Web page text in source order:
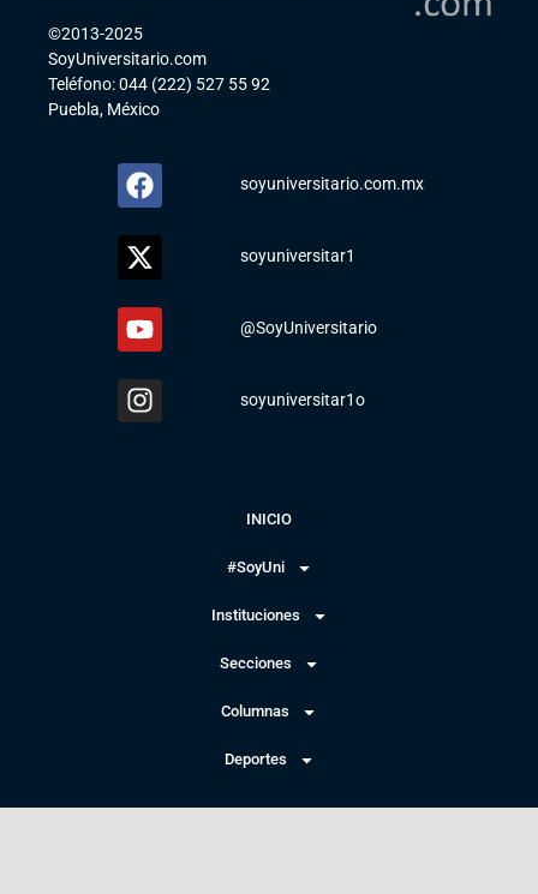
©2013-2025
SoyUniversitario.com
Teléfono: 044 (222) 527 55 92
Puebla, México
soyuniversitario.com.mx
soyuniversitar1
@SoyUniversitario
soyuniversitar1o
INICIO
#SoyUni
Instituciones
Secciones
Columnas
Deportes